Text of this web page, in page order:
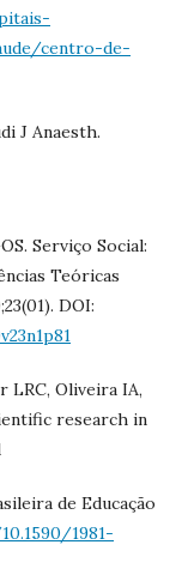
centro-de-
J Anaesth.
Serviço Social:
Teóricas
DOI:
LRC, Oliveira IA,
research in
de Educação
1981-